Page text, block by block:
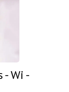
Wi -